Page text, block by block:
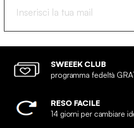
SWEEEK CLUB
programma fedeltà
RESO FACILE
14 giorni per cambiare